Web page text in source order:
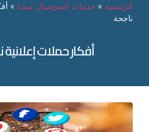
الرئيسية » خدمات السوشيال ميديا »
ناجحة
أفكار حملات